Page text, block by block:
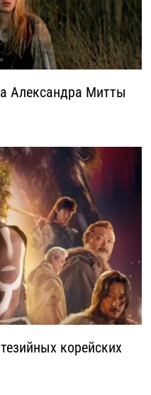
Александра Митты
корейских